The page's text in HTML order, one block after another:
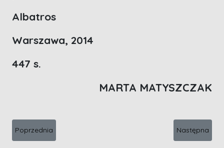
Albatros
Warszawa, 2014
447 s.
MARTA MATYSZCZAK
Poprzednia strona: Kryminał na leżak
Poprzednia Następna
Następna